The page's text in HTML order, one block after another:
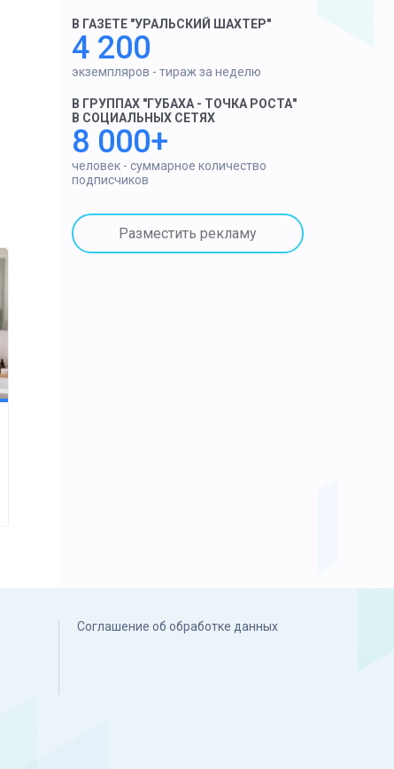
В ГАЗЕТЕ "УРАЛЬСКИЙ ШАХТЕР"
4 200
экземпляров - тираж за неделю
В ГРУППАХ "ГУБАХА - ТОЧКА РОСТА"
В СОЦИАЛЬНЫХ СЕТЯХ
8 000+
человек - суммарное количество
подписчиков
Разместить рекламу
Соглашение об обработке данных